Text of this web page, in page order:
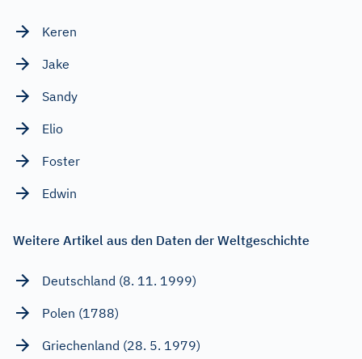
Keren
Jake
Sandy
Elio
Foster
Edwin
Weitere Artikel aus den Daten der Weltgeschichte
Deutschland (8. 11. 1999)
Polen (1788)
Griechenland (28. 5. 1979)